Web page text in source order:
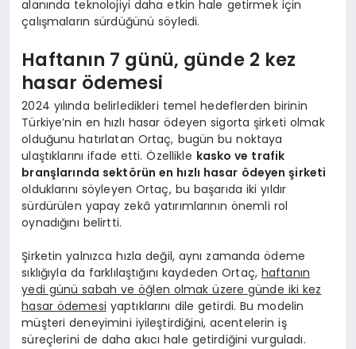
alanında teknolojiyi daha etkin hale getirmek için
çalışmaların sürdüğünü söyledi.
Haftanın 7 günü, günde 2 kez
hasar ödemesi
2024 yılında belirledikleri temel hedeflerden birinin
Türkiye’nin en hızlı hasar ödeyen sigorta şirketi olmak
olduğunu hatırlatan Ortaç, bugün bu noktaya
ulaştıklarını ifade etti. Özellikle kasko ve trafik
branşlarında sektörün en hızlı hasar ödeyen şirketi
olduklarını söyleyen Ortaç, bu başarıda iki yıldır
sürdürülen yapay zekâ yatırımlarının önemli rol
oynadığını belirtti.
Şirketin yalnızca hızla değil, aynı zamanda ödeme
sıklığıyla da farklılaştığını kaydeden Ortaç, haftanın
yedi günü sabah ve öğlen olmak üzere günde iki kez
hasar ödemesi yaptıklarını dile getirdi. Bu modelin
müşteri deneyimini iyileştirdiğini, acentelerin iş
süreçlerini de daha akıcı hale getirdiğini vurguladı.